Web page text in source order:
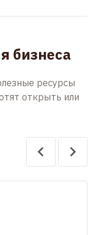
бизнеса
ресурсы
открыть или